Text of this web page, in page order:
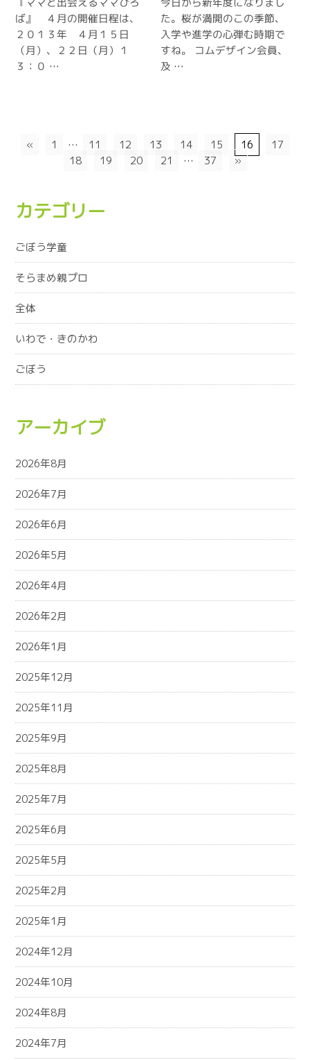
ば』 ４月の開催日程は、
２０１３年 ４月１５日
（月）、２２日（月）１
３：０ …
た。桜が満開のこの季節、
入学や進学の心弾む時期で
すね。 コムデザイン会員、
及 …
« 1 … 11 12 13 14 15 16
17
18
19 20 21 … 37 »
カテゴリー
ごぼう学童
そらまめ親プロ
全体
いわで・きのかわ
ごぼう
アーカイブ
2026年8月
2026年7月
2026年6月
2026年5月
2026年4月
2026年2月
2026年1月
2025年12月
2025年11月
2025年9月
2025年8月
2025年7月
2025年6月
2025年5月
2025年2月
2025年1月
2024年12月
2024年10月
2024年8月
2024年7月